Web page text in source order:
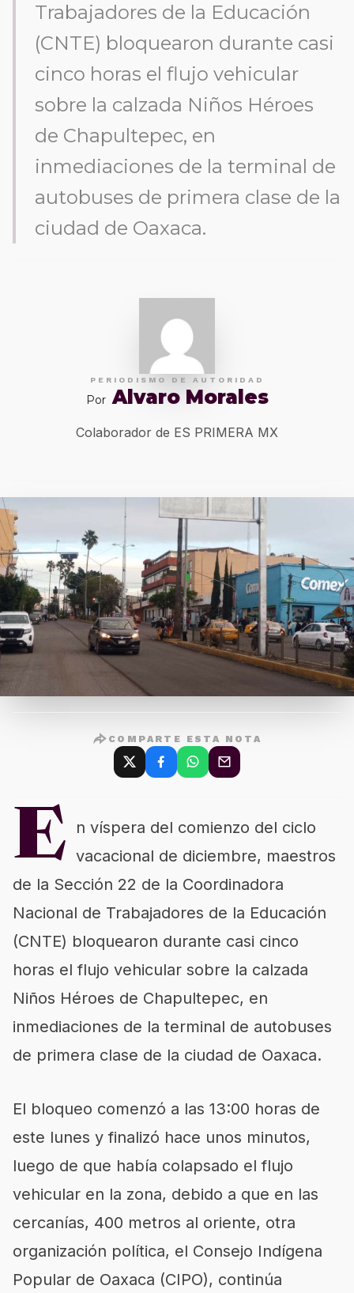
Trabajadores de la Educación
(CNTE) bloquearon durante casi
cinco horas el flujo vehicular
sobre la calzada Niños Héroes
de Chapultepec, en
inmediaciones de la terminal de
autobuses de primera clase de la
ciudad de Oaxaca.
PERIODISMO DE AUTORIDAD
Por Alvaro Morales
Colaborador de ES PRIMERA MX
COMPARTE ESTA NOTA
E
n víspera del comienzo del ciclo
vacacional de diciembre, maestros
de la Sección 22 de la Coordinadora
Nacional de Trabajadores de la Educación
(CNTE) bloquearon durante casi cinco
horas el flujo vehicular sobre la calzada
Niños Héroes de Chapultepec, en
inmediaciones de la terminal de autobuses
de primera clase de la ciudad de Oaxaca.
El bloqueo comenzó a las 13:00 horas de
este lunes y finalizó hace unos minutos,
luego de que había colapsado el flujo
vehicular en la zona, debido a que en las
cercanías, 400 metros al oriente, otra
organización política, el Consejo Indígena
Popular de Oaxaca (CIPO), continúa